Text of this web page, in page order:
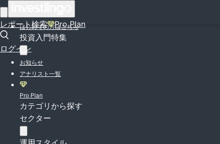
レポート検索 Pro Plan
ログイン
はじめての方はこちら
投資入門特集
お知らせ
アナリスト一覧
Pro Plan
カテゴリから探す
セクター